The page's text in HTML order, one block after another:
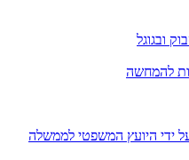
ובגוגל
להמחשה
ידי היועץ המשפטי לממשלה